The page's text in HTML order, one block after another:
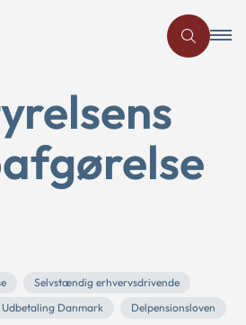
Selvstændig erhvervsdrivende
Udbetaling Danmark
Delpensionsloven